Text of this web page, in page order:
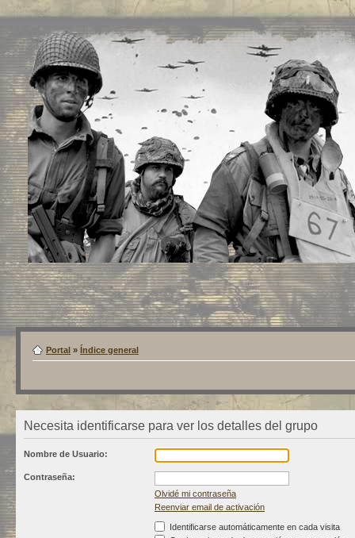
Portal » Índice general
Necesita identificarse para ver los detalles del grupo
Nombre de Usuario:
Contraseña:
Olvidé mi contraseña
Reenviar email de activación
Identificarse automáticamente en cada visita